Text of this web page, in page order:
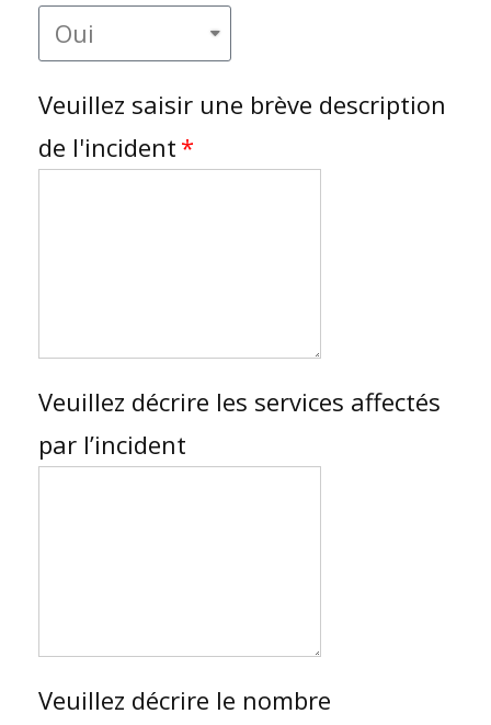
Veuillez saisir une brève description
de l'incident
Veuillez décrire les services affectés
par l’incident
Veuillez décrire le nombre